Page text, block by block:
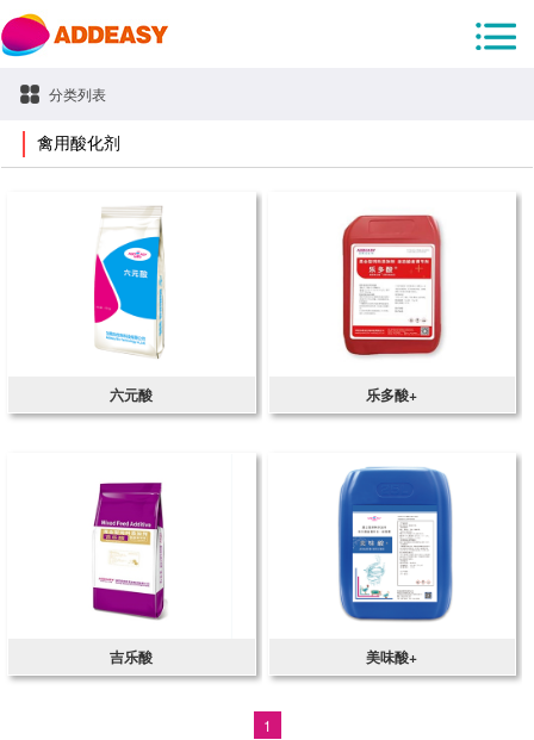
分类列表
禽用酸化剂
六元酸 乐多酸+
吉乐酸 美味酸+
1